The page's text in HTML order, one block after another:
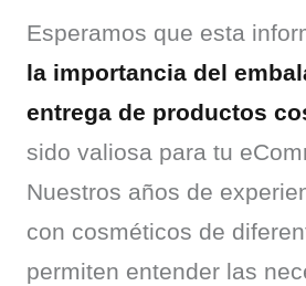
Esperamos que esta
la importancia del
entrega de productos
sido valiosa para tu
Nuestros años de
con cosméticos de
permiten entender las